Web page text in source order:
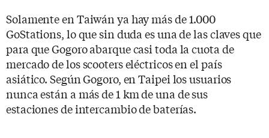
Solamente en Taiwán ya hay más de 1.000
GoStations, lo que sin duda es una de las claves que
para que Gogoro abarque casi toda la cuota de
mercado de los scooters eléctricos en el país
asiático. Según Gogoro, en Taipei los usuarios
nunca están a más de 1 km de una de sus
estaciones de intercambio de baterías.